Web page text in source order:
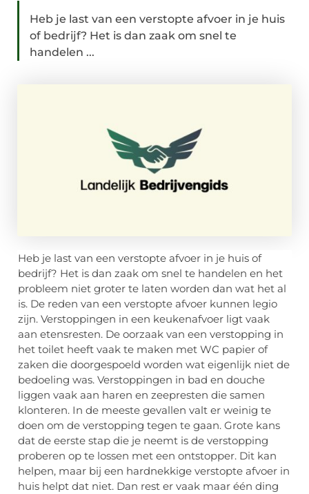
Heb je last van een verstopte afvoer in je huis
of bedrijf? Het is dan zaak om snel te
handelen ...
Heb je last van een verstopte afvoer in je huis of
bedrijf? Het is dan zaak om snel te handelen en het
probleem niet groter te laten worden dan wat het al
is. De reden van een verstopte afvoer kunnen legio
zijn. Verstoppingen in een keukenafvoer ligt vaak
aan etensresten. De oorzaak van een verstopping in
het toilet heeft vaak te maken met WC papier of
zaken die doorgespoeld worden wat eigenlijk niet de
bedoeling was. Verstoppingen in bad en douche
liggen vaak aan haren en zeepresten die samen
klonteren. In de meeste gevallen valt er weinig te
doen om de verstopping tegen te gaan. Grote kans
dat de eerste stap die je neemt is de verstopping
proberen op te lossen met een ontstopper. Dit kan
helpen, maar bij een hardnekkige verstopte afvoer in
huis helpt dat niet. Dan rest er vaak maar één ding